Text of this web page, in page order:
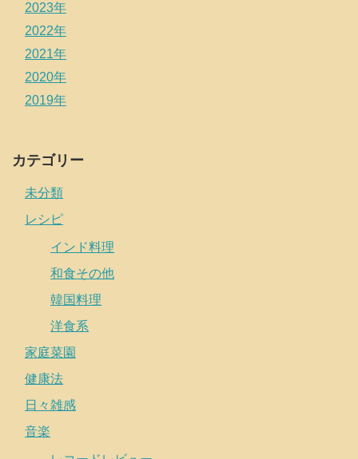
2023年
2022年
2021年
2020年
2019年
カテゴリー
未分類
レシピ
インド料理
和食その他
韓国料理
洋食系
家庭菜園
健康法
日々雑感
音楽